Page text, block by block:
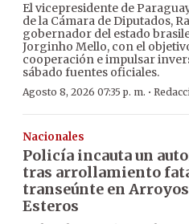
El vicepresidente de
de la Cámara de Diputados,
gobernador del estado
Jorginho Mello, con el
cooperación e impulsar
sábado fuentes oficiales.
Agosto 8, 2026 07:35 p. m. ·
Nacionales
Policía incauta un
tras arrollamiento
transeúnte en
Esteros